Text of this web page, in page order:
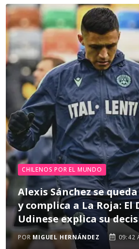
CHILENOS POR EL MUNDO
Alexis Sánchez se
y complica a La Roja: El
Udinese explica su
POR MIGUEL HERNÁNDEZ 09:42